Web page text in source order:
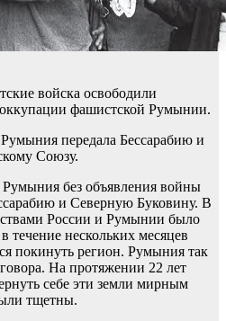
войска освободили
фашистской Румынии.
передала Бессарабию и
Союзу.
без объявления войны
и Северную Буковину. В
России и Румынии было
течение нескольких месяцев
покинуть регион. Румыния так
На протяжении 22 лет
себе эти земли мирным
тщетны.